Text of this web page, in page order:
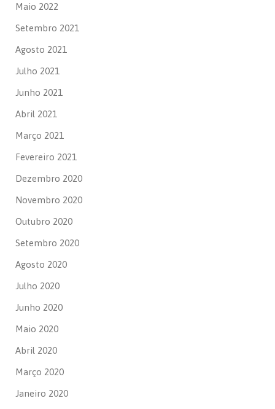
Maio 2022
Setembro 2021
Agosto 2021
Julho 2021
Junho 2021
Abril 2021
Março 2021
Fevereiro 2021
Dezembro 2020
Novembro 2020
Outubro 2020
Setembro 2020
Agosto 2020
Julho 2020
Junho 2020
Maio 2020
Abril 2020
Março 2020
Janeiro 2020